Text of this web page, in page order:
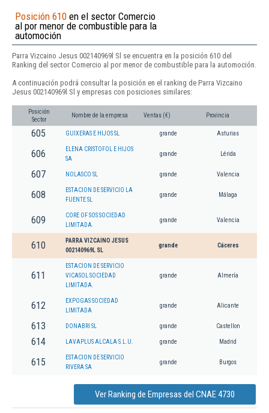
Posición 610 en el sector Comercio
al por menor de combustible para la
automoción
Parra Vizcaino Jesus 002140969l Sl se encuentra en la posición 610 del
Ranking del sector Comercio al por menor de combustible para la automoción.
A continuación podrá consultar la posición en el ranking de Parra Vizcaino
Jesus 002140969l Sl y empresas con posiciones similares:
Posición
Sector
Nombre de la empresa Ventas (€) Provincia
605 GUIXERAS E HIJOS SL grande Asturias
606
ELENA CRISTOFOL E HIJOS
SA
grande Lérida
607 NOLASCO SL grande Valencia
608
ESTACION DE SERVICIO LA
FUENTE SL
grande Málaga
609
CORE OF SOS SOCIEDAD
LIMITADA.
grande Valencia
610
PARRA VIZCAINO JESUS
002140969L SL
grande Cáceres
611
ESTACION DE SERVICIO
VICASOL SOCIEDAD
LIMITADA.
grande Almería
612
EXPOGAS SOCIEDAD
LIMITADA
grande Alicante
613 DONABRI SL grande Castellon
614 LAVAPLUS ALCALA S.L.U. grande Madrid
615
ESTACION DE SERVICIO
RIVERA SA
grande Burgos
Ver Ranking de Empresas del CNAE 4730